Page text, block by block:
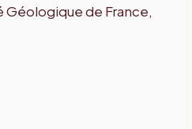
Géologique de France,